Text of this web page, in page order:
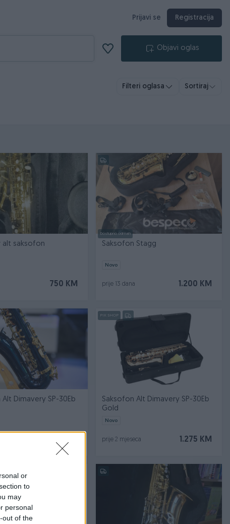
or
to
may
personal
out of the
Prijavi se Registracija
Objavi oglas
Filteri oglasa Sortiraj
alt saksofon
750 KM
Dostupno odmah
Saksofon Stagg
Novo
1.200 KM
prije 13 dana
Dimavery SP-30Eb
PIK SHOP
Saksofon Alt Dimavery SP-30Eb
Gold
Novo
1.275 KM
prije 2 mjeseca